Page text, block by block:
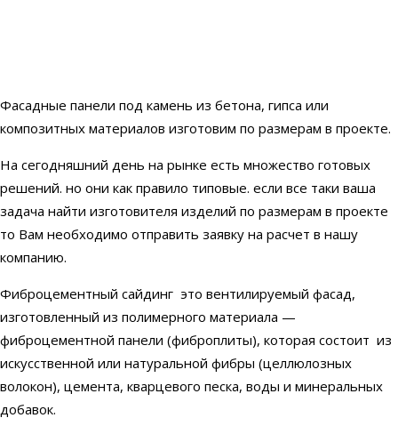
Фасадные панели под камень из бетона, гипса или
композитных материалов изготовим по размерам в проекте.
На сегодняшний день на рынке есть множество готовых
решений. но они как правило типовые. если все таки ваша
задача найти изготовителя изделий по размерам в проекте
то Вам необходимо отправить заявку на расчет в нашу
компанию.
Фиброцементный сайдинг это вентилируемый фасад,
изготовленный из полимерного материала —
фиброцементной панели (фиброплиты), которая состоит из
искусственной или натуральной фибры (целлюлозных
волокон), цемента, кварцевого песка, воды и минеральных
добавок.